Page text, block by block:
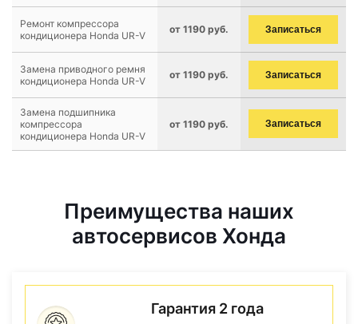
Ремонт компрессора
кондиционера Honda UR-V
от 1190 руб. Записаться
Замена приводного ремня
кондиционера Honda UR-V
от 1190 руб. Записаться
Замена подшипника
компрессора
кондиционера Honda UR-V
от 1190 руб. Записаться
Преимущества наших
автосервисов Хонда
Гарантия 2 года